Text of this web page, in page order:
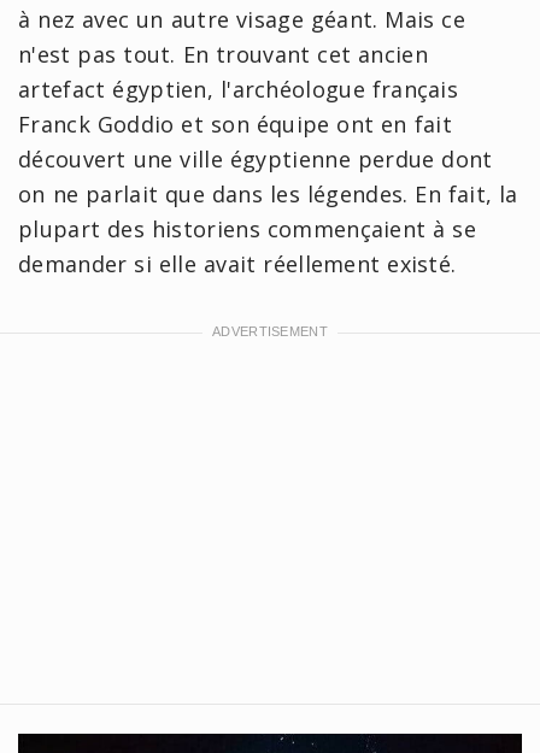
à nez avec un autre visage géant. Mais ce
n'est pas tout. En trouvant cet ancien
artefact égyptien, l'archéologue français
Franck Goddio et son équipe ont en fait
découvert une ville égyptienne perdue dont
on ne parlait que dans les légendes. En fait, la
plupart des historiens commençaient à se
demander si elle avait réellement existé.